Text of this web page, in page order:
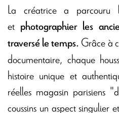
La créatrice a
et photographier les
traversé le temps. Grâce à
documentaire, chaque
histoire unique et
réelles magasin parisiens
coussins un aspect singulier